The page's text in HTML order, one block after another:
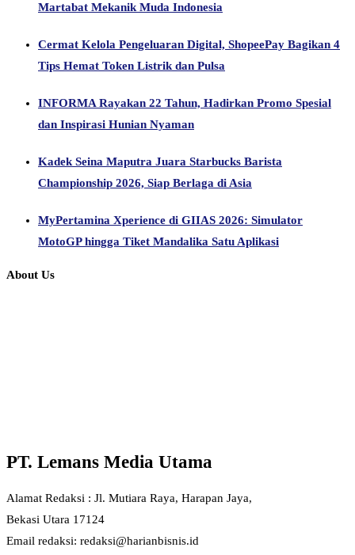
Martabat Mekanik Muda Indonesia
Cermat Kelola Pengeluaran Digital, ShopeePay Bagikan 4
Tips Hemat Token Listrik dan Pulsa
INFORMA Rayakan 22 Tahun, Hadirkan Promo Spesial
dan Inspirasi Hunian Nyaman
Kadek Seina Maputra Juara Starbucks Barista
Championship 2026, Siap Berlaga di Asia
MyPertamina Xperience di GIIAS 2026: Simulator
MotoGP hingga Tiket Mandalika Satu Aplikasi
About Us
PT. Lemans Media Utama
Alamat Redaksi : Jl. Mutiara Raya, Harapan Jaya,
Bekasi Utara 17124
Email redaksi: redaksi@harianbisnis.id